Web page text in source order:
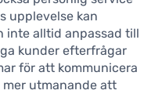
upplevelse kan
inte alltid anpassad till
kunder efterfrågar
för att kommunicera
mer utmanande att